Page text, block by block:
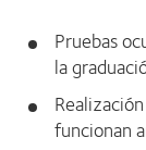
Pruebas
la
funcionan